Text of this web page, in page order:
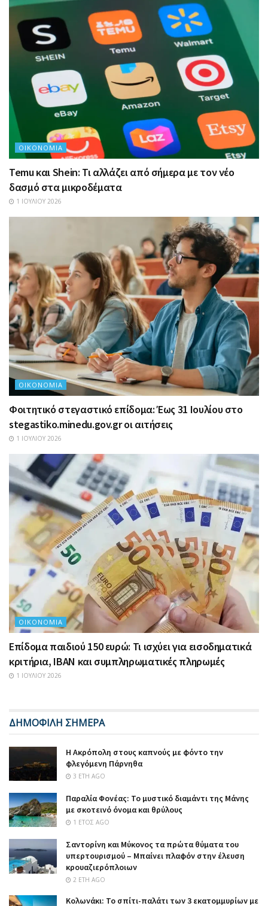
ΟΙΚΟΝΟΜΊΑ
Temu και Shein: Τι αλλάζει από σήμερα με τον νέο
δασμό στα μικροδέματα
1 ΙΟΥΛΊΟΥ 2026
ΟΙΚΟΝΟΜΊΑ
Φοιτητικό στεγαστικό επίδομα: Έως 31 Ιουλίου στο
stegastiko.minedu.gov.gr οι αιτήσεις
1 ΙΟΥΛΊΟΥ 2026
ΟΙΚΟΝΟΜΊΑ
Επίδομα παιδιού 150 ευρώ: Τι ισχύει για εισοδηματικά
κριτήρια, IBAN και συμπληρωματικές πληρωμές
1 ΙΟΥΛΊΟΥ 2026
ΔΗΜΟΦΙΛΗ ΣΗΜΕΡΑ
Η Ακρόπολη στους καπνούς με φόντο την
φλεγόμενη Πάρνηθα
3 ΈΤΗ AGO
Παραλία Φονέας: Το μυστικό διαμάντι της Μάνης
με σκοτεινό όνομα και θρύλους
1 ΈΤΟΣ AGO
Σαντορίνη και Μύκονος τα πρώτα θύματα του
υπερτουρισμού – Μπαίνει πλαφόν στην έλευση
κρουαζιερόπλοιων
2 ΈΤΗ AGO
Κολωνάκι: Το σπίτι-παλάτι των 3 εκατομμυρίων με